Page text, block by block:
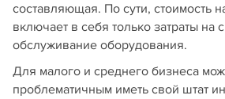
составляющая. По сути, стоимость
включает в себя только затраты на
обслуживание оборудования.
Для малого и среднего бизнеса
проблематичным иметь свой штат